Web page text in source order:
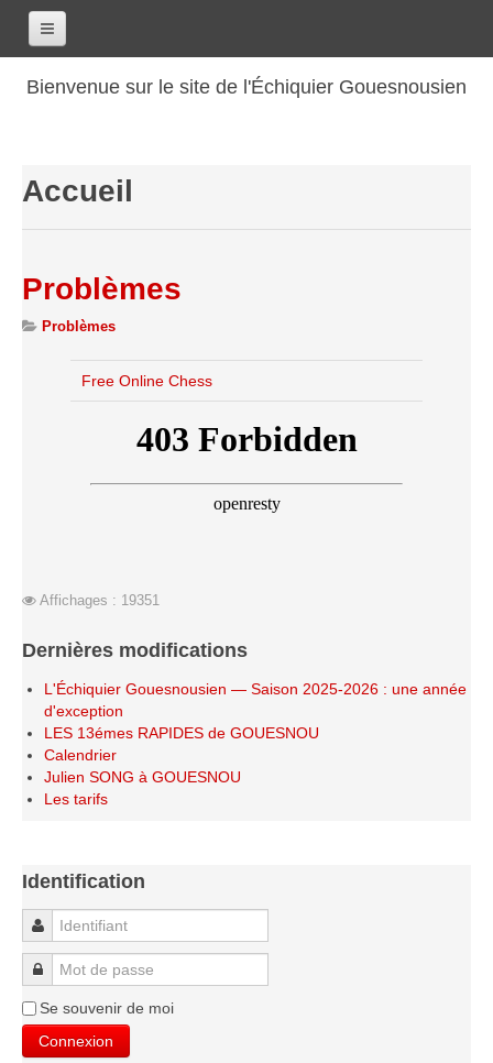
Bienvenue sur le site de l'Échiquier Gouesnousien
Les renseignements
Les coordonnées
Les tarifs
Les licenciés
Les archives
Saison 2017-2018
Saison 2016-2017
Saison 2011-2012
Saison 2010-2011
Saison 2009-2010
Saison 2008-2009
Les organisations
Les tournois de saison
Le Challenge Blitz
Le Challenge 2014-2015
Le Challenge 2013-2014
Accueil
Problèmes
Problèmes
Free Online Chess
Affichages : 19351
Dernières modifications
L'Échiquier Gouesnousien — Saison 2025-2026 : une année
d'exception
LES 13émes RAPIDES de GOUESNOU
Calendrier
Julien SONG à GOUESNOU
Les tarifs
Identification
Identifiant
Mot de passe
Se souvenir de moi
Connexion